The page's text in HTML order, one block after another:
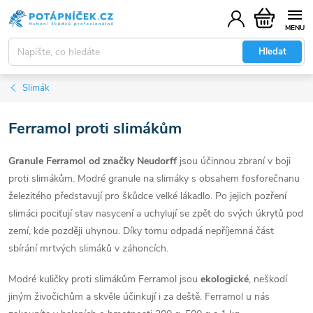
Přejít
na
obsah
Hledat
Nákupní
košík
Slimák
Ferramol proti slimákům
Granule Ferramol od značky Neudorffjsou účinnou zbraní v boji
proti slimákům. Modré granule na slimáky s obsahem fosforečnanu
železitého představují pro škůdce velké lákadlo. Po jejich pozření
slimáci pociťují stav nasycení a uchylují se zpět do svých úkrytů pod
zemí, kde později uhynou. Díky tomu odpadá nepříjemná část
sbírání mrtvých slimáků v záhoncích.
Modré kuličky proti slimákům Ferramol jsou ekologické, neškodí
jiným živočichům a skvěle účinkují i za deště. Ferramol u nás